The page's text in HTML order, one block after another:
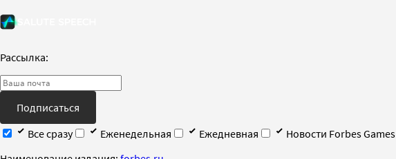
Рассылка:
Подписаться
Все сразу
Еженедельная Ежедневная
Новости Forbes Games